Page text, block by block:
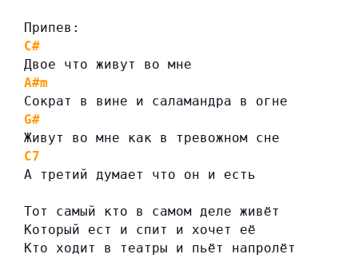
Припев:
C#
Двое что живут во мне
A#m
Сократ в вине и саламандра в огне
G#
Живут во мне как в тревожном сне
C7
А третий думает что он и есть
Тот самый кто в самом деле живёт
Который ест и спит и хочет её
Кто ходит в театры и пьёт напролёт